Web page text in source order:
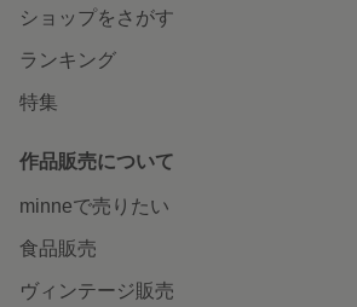
ショップをさがす
ランキング
特集
作品販売について
minneで売りたい
食品販売
ヴィンテージ販売